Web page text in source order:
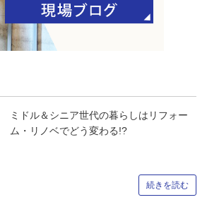
ミドル＆シニア世代の暮らしはリフォー
ム・リノベでどう変わる!?
続きを読む